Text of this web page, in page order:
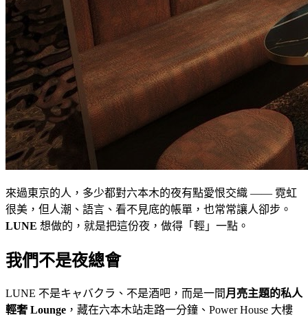
來過東京的人，多少都對六本木的夜有點愛恨交織 —— 霓虹
很美，但人潮、語言、看不見底的帳單，也常常讓人卻步。
LUNE 想做的，就是把這份夜，做得「輕」一點。
我們不是夜總會
LUNE 不是キャバクラ、不是酒吧，而是一間月亮主題的私人
輕奢 Lounge ，藏在六本木站走路一分鐘、Power House 大樓